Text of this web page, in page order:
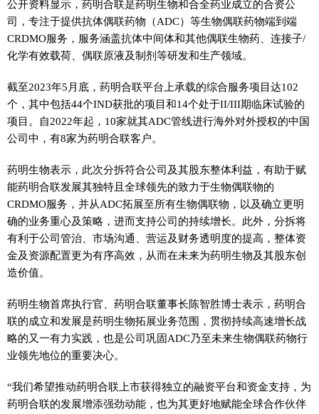
公开资料显示，药明合联是药明生物和合全药业成立的合资公
司，专注于提供抗体偶联药物（ADC）等生物偶联药物端到端
CRDMO服务，服务涵盖抗体中间体和其他偶联生物药、连接子/
化学有效载荷、偶联原液及制剂等研发和生产领域。
截至2023年5月底，药明合联平台上承载的综合服务项目达102
个，其中包括44个IND获批的项目和14个处于II/III期临床试验的
项目。自2022年起，10家就其ADC管线进行海外对外授权的中国
公司中，有8家为药明合联客户。
药明生物表示，此次分拆符合公司及其股东整体利益，有助于赋
能药明合联发展其独特且全球领先的致力于生物偶联物的
CRDMO服务，并从ADC拓展至所有生物偶联物，以及确立更明
确的业务重心及策略，进而支持公司的持续增长。此外，分拆将
有利于公司管治、市场沟通、营运及财务透明度的提高，整体资
金及资源配置更为有序高效，从而在未来为药明生物及其股东创
造价值。
药明生物首席执行官、药明合联董事长陈智胜博士表示，药明合
联的成立和发展是药明生物拓展业务范围，贯彻持续高速增长战
略的又一有力实践，也是公司巩固ADC乃至未来生物偶联药物行
业领先地位的重要决心。
“我们希望推动药明合联上市获得独立的融资平台和资金支持，为
药明合联的发展增添强劲动能，也为其更好地赋能全球合作伙伴